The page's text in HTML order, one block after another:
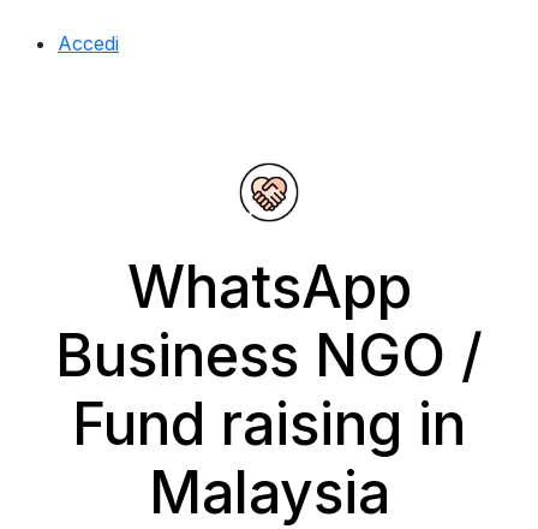
Accedi
WhatsApp
Business NGO /
Fund raising in
Malaysia